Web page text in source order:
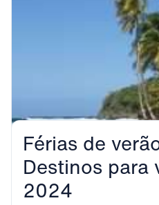
Férias de
Destinos para
2024